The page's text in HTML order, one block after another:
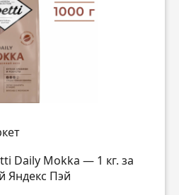
Daily Mokka — 1 кг. за
Яндекс Пэй